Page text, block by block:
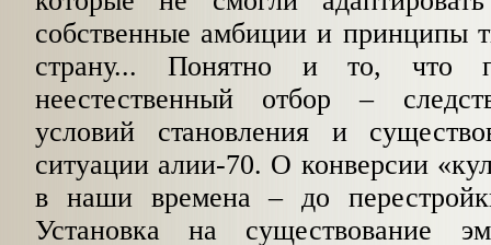
собственные амбиции и принципы
страну... Понятно и то, что
неестественный отбор–
условий становления и
ситуации алии-70. О конверсии
в наши времена–до
Установка на существование